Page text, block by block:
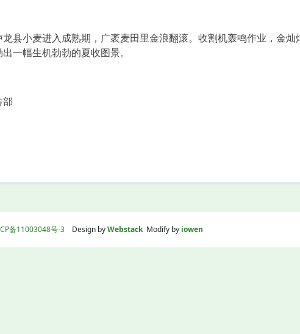
小麦进入成熟期，广袤麦田里金浪翻滚。收割机轰鸣作业，金灿
一幅生机勃勃的夏收图景。
备11003048号-3 Design byWebstackModify by iowen